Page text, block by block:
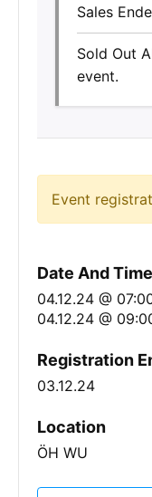
Sales
Sold Out
event.
Event
Date And Time
04.12.24 @
04.12.24 @
Registration
03.12.24
Location
ÖH WU